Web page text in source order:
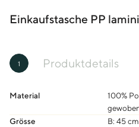
Einkaufstasche PP
1 Produktdetails
Material
100%
Grösse
B: 45